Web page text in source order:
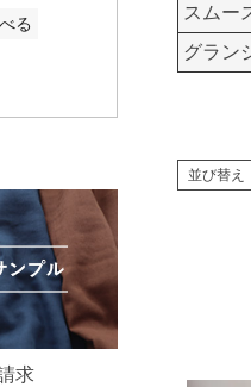
る
求
スムー
グラン
並び替え